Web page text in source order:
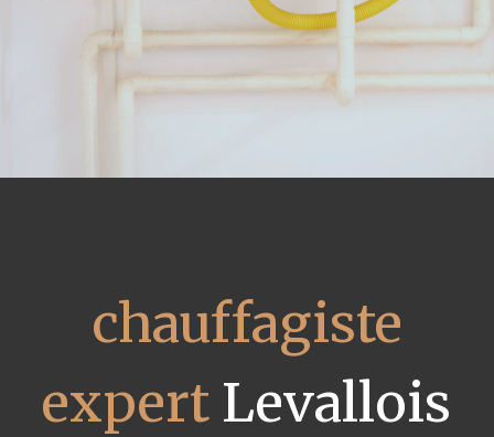
chauffagiste
expert Levallois